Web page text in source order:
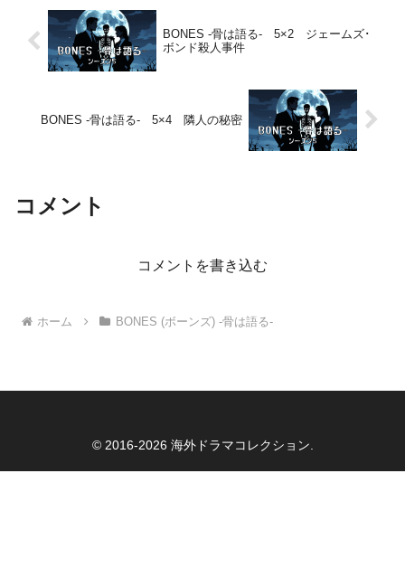
BONES -骨は語る- 5×2 ジェームズ･
ボンド殺人事件
BONES -骨は語る- 5×4 隣人の秘密
コメント
コメントを書き込む
ホーム BONES (ボーンズ) -骨は語る-
© 2016-2026 海外ドラマコレクション.